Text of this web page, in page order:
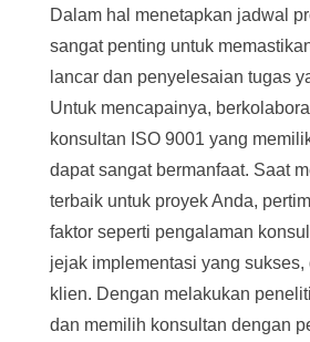
Dalam hal menetapkan jadwal
sangat penting untuk
lancar dan penyelesaian tugas
Untuk mencapainya,
konsultan ISO 9001 yang
dapat sangat bermanfaat. Saat
terbaik untuk proyek Anda,
faktor seperti pengalaman
jejak implementasi yang sukses,
klien. Dengan melakukan
dan memilih konsultan dengan